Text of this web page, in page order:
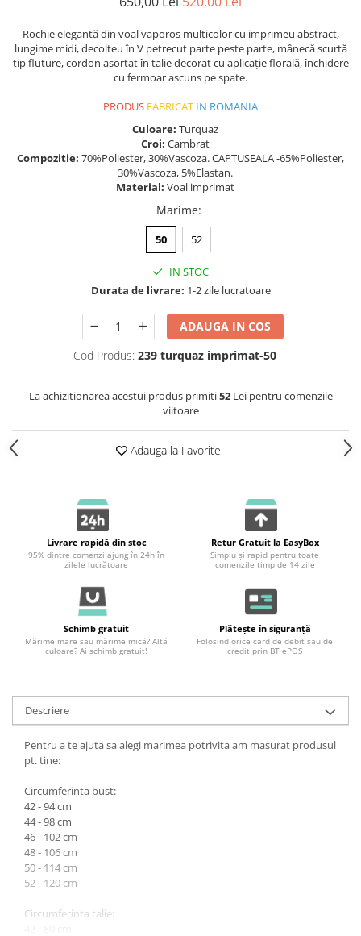
Rochie elegantă din voal vaporos multicolor cu imprimeu abstract,
lungime midi, decolteu în V petrecut parte peste parte, mânecă scurtă
tip fluture, cordon asortat în talie decorat cu aplicație florală, închidere
cu fermoar ascuns pe spate.
PRODUS FABRICAT IN ROMANIA
Culoare: Turquaz
Croi: Cambrat
Compozitie: 70%Poliester, 30%Vascoza. CAPTUSEALA -65%Poliester,
30%Vascoza, 5%Elastan.
Material: Voal imprimat
Marime:
50 52
IN STOC
Durata de livrare: 1-2 zile lucratoare
ADAUGA IN COS
Cod Produs: 239 turquaz imprimat-50
La achizitionarea acestui produs primiti52Lei pentru comenzile
viitoare
Adauga la Favorite
Livrare rapidă din stoc
95% dintre comenzi ajung în 24h în
zilele lucrătoare
Retur Gratuit la EasyBox
Simplu și rapid pentru toate
comenzile timp de 14 zile
Schimb gratuit
Mărime mare sau mărime mică? Altă
culoare? Ai schimb gratuit!
Plătește în siguranță
Folosind orice card de debit sau de
credit prin BT ePOS
Descriere
Pentru a te ajuta sa alegi marimea potrivita am masurat produsul
pt. tine:
Circumferinta bust:
42 - 94 cm
44 - 98 cm
46 - 102 cm
48 - 106 cm
50 - 114 cm
52 - 120 cm
Circumferinta talie: